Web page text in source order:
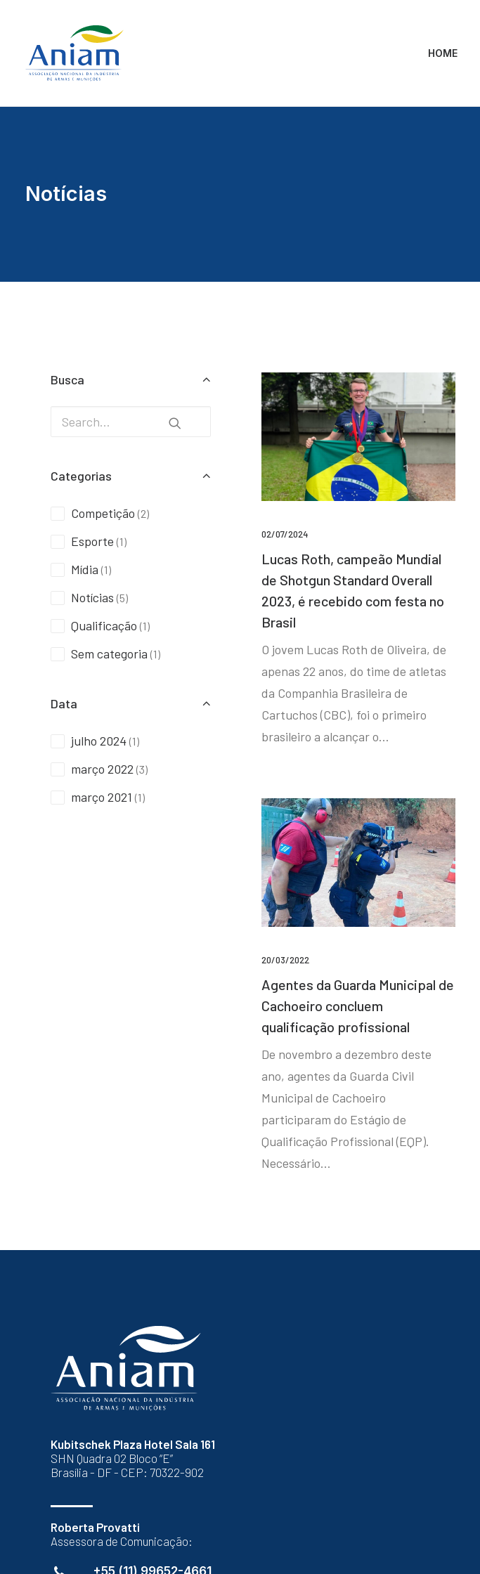
HOME
Notícias
Busca
Categorias
Competição (2)
Esporte (1)
Mídia (1)
Notícias (5)
Qualificação (1)
Sem categoria (1)
Data
julho 2024 (1)
março 2022 (3)
março 2021 (1)
02/07/2024
Lucas Roth, campeão Mundial
de Shotgun Standard Overall
2023, é recebido com festa no
Brasil
O jovem Lucas Roth de Oliveira, de
apenas 22 anos, do time de atletas
da Companhia Brasileira de
Cartuchos (CBC), foi o primeiro
brasileiro a alcançar o…
20/03/2022
Agentes da Guarda Municipal de
Cachoeiro concluem
qualificação profissional
De novembro a dezembro deste
ano, agentes da Guarda Civil
Municipal de Cachoeiro
participaram do Estágio de
Qualificação Profissional (EQP).
Necessário…
Kubitschek Plaza Hotel Sala 161
SHN Quadra 02 Bloco “E”
Brasília - DF - CEP: 70322-902
Roberta Provatti
Assessora de Comunicação:
+55 (11) 99652-4661